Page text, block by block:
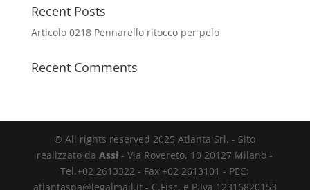
Recent Posts
Articolo 0218 Pennarello ritocco per pelo
Recent Comments
© All rights reserved 2025 Atlanta Srl. - Sito
realizzato daAssi - Via Rovereto, 10 20127 Milano -
Tel.+02 2613322 - Fax +02 2613101 - PEC:
atlantaspa@legalmail.it - C.Fisc. e P.Iva 12316820153